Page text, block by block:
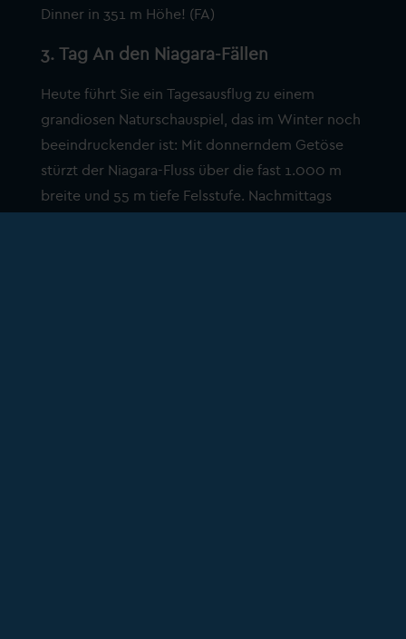
Dinner in 351 m Höhe! (FA)
3. Tag An den Niagara-Fällen
Heute führt Sie ein Tagesausflug zu einem
grandiosen Naturschauspiel, das im Winter noch
beeindruckender ist: Mit donnerndem Getöse
stürzt der Niagara-Fluss über die fast 1.000 m
breite und 55 m tiefe Felsstufe. Nachmittags